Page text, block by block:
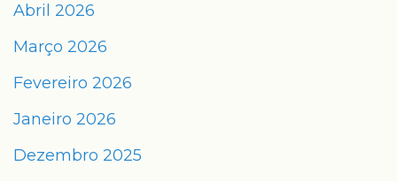
Abril 2026
Março 2026
Fevereiro 2026
Janeiro 2026
Dezembro 2025